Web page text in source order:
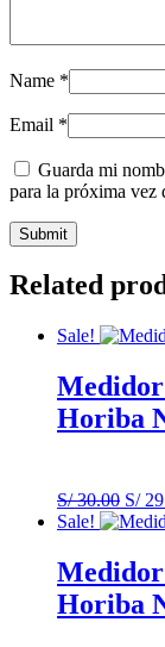
Name *
Email *
Guarda mi
para la próxima vez
Related
Sale!
Horiba
S/30.00
price
S/
S/
Sale!
Horiba